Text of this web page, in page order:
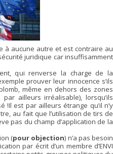
à aucune autre et est contraire au
juridique car insuffisamment
qui renverse la charge de la
prouver leur innocence s’ils
même en dehors des zones
ailleurs irréalisable), lorsqu’ils
est par ailleurs étrange qu’il n’y
au fait que l’utilisation de tirs de
pas du champ d’application de la
(pour objection) n’a pas besoin
par écrit d’un membre d’ENVI